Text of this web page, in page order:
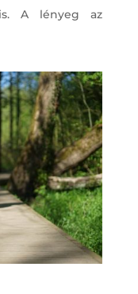
A lényeg az